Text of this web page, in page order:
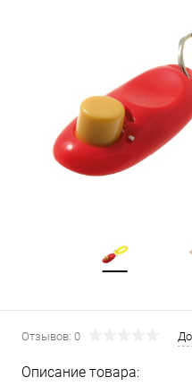
Отзывов: 0
Описание товара: